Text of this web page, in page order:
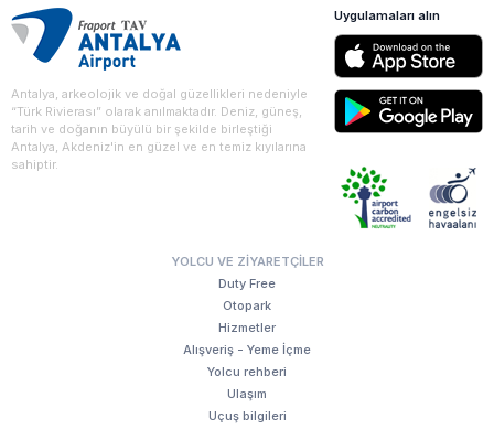
Antalya, arkeolojik ve doğal güzellikleri nedeniyle
“Türk Rivierası” olarak anılmaktadır. Deniz, güneş,
tarih ve doğanın büyülü bir şekilde birleştiği
Antalya, Akdeniz'in en güzel ve en temiz kıyılarına
sahiptir.
YOLCU VE ZIYARETÇILER
Duty Free
Otopark
Hizmetler
Alışveriş - Yeme İçme
Yolcu rehberi
Ulaşım
Uçuş bilgileri
Uygulamaları alın